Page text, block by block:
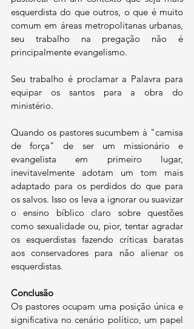
esquerdista do que outros, o que é muito
comum em áreas metropolitanas urbanas,
seu trabalho na pregação não é
principalmente evangelismo.
Seu trabalho é proclamar a Palavra para
equipar os santos para a obra do
ministério.
Quando os pastores sucumbem à "camisa
de força" de ser um missionário e
evangelista em primeiro lugar,
inevitavelmente adotam um tom mais
adaptado para os perdidos do que para
os salvos. Isso os leva a ignorar ou suavizar
o ensino bíblico claro sobre questões
como sexualidade ou, pior, tentar agradar
os esquerdistas fazendo críticas baratas
aos conservadores para não alienar os
esquerdistas.
Conclusão
Os pastores ocupam uma posição única e
significativa no cenário político, um papel